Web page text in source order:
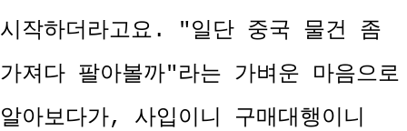
시작하더라고요. "일단 중국 물건 좀
가져다 팔아볼까"라는 가벼운 마음으로
알아보다가, 사입이니 구매대행이니